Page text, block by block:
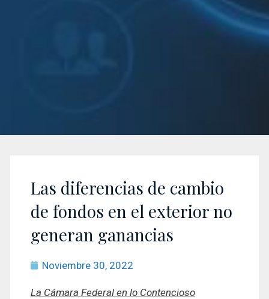
Las diferencias de cambio
de fondos en el exterior no
generan ganancias
Noviembre 30, 2022
La Cámara Federal en lo Contencioso